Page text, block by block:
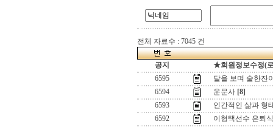
전체 자료수 : 7045 건
공지
★회원정보수정(
6595
달을 보며 술한잔
6594
운문사 [8]
6593
인간적인 삶과 형
6592
이형택선수 은퇴